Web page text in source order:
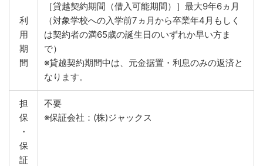
利
用
期
間
［貸越契約期間（借入可能期間）］最大9年6ヵ月
（対象学校への入学前7ヵ月から卒業年4月もしく
は契約者の満65歳の誕生日のいずれか早い方ま
で）
※貸越契約期間中は、元金据置・利息のみの返済と
なります。
担
保
・
保
証
不要
※保証会社：(株)ジャックス